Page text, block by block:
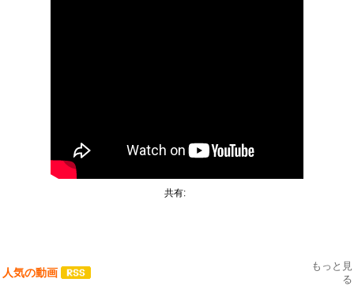
共有:
人気の動画
もっと見
る